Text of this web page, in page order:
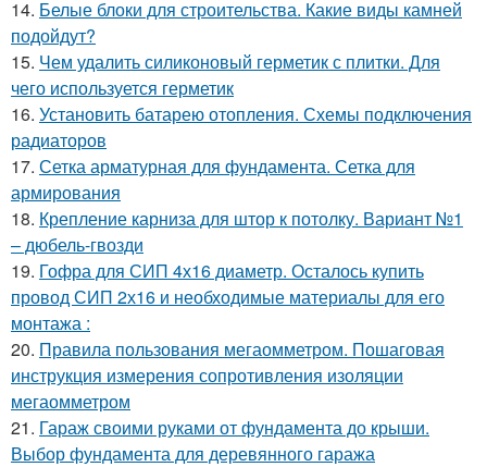
14. Белые блоки для строительства. Какие виды камней
подойдут?
15. Чем удалить силиконовый герметик с плитки. Для
чего используется герметик
16. Установить батарею отопления. Схемы подключения
радиаторов
17. Сетка арматурная для фундамента. Сетка для
армирования
18. Крепление карниза для штор к потолку. Вариант №1
– дюбель-гвозди
19. Гофра для СИП 4х16 диаметр. Осталось купить
провод СИП 2х16 и необходимые материалы для его
монтажа :
20. Правила пользования мегаомметром. Пошаговая
инструкция измерения сопротивления изоляции
мегаомметром
21. Гараж своими руками от фундамента до крыши.
Выбор фундамента для деревянного гаража